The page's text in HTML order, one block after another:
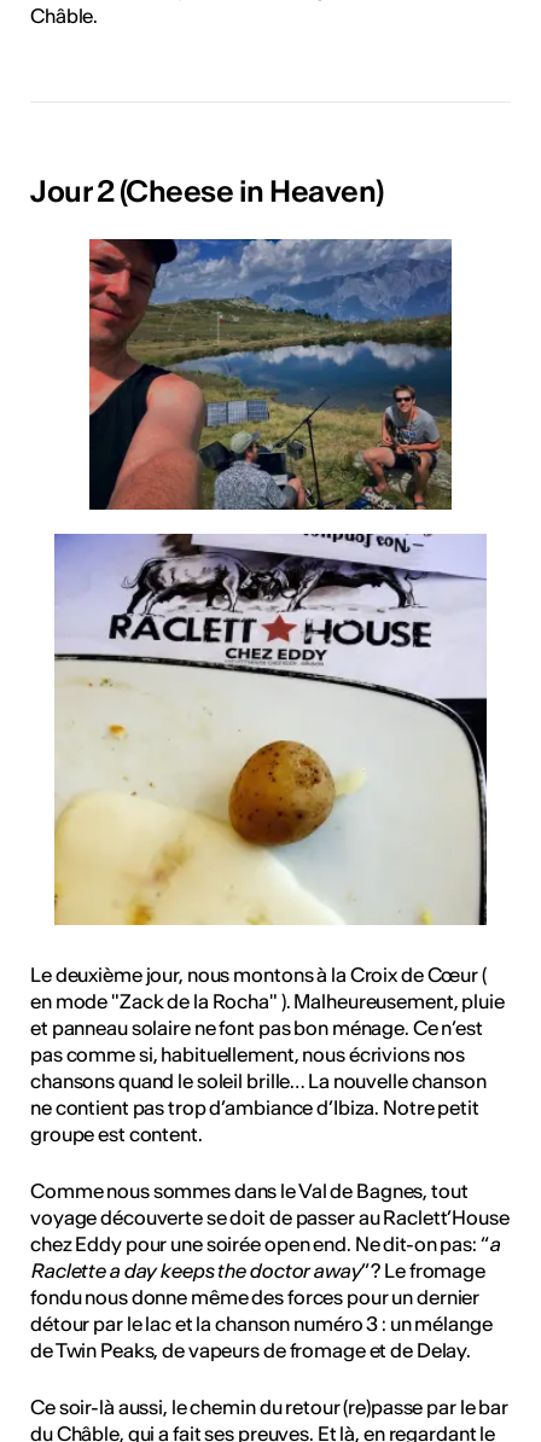
Châble.
Jour 2 (Cheese in Heaven)
Le deuxième jour, nous montons à la Croix de Cœur (
en mode "Zack de la Rocha" ). Malheureusement, pluie
et panneau solaire ne font pas bon ménage. Ce n’est
pas comme si, habituellement, nous écrivions nos
chansons quand le soleil brille… La nouvelle chanson
ne contient pas trop d’ambiance d’Ibiza. Notre petit
groupe est content.
Comme nous sommes dans le Val de Bagnes, tout
voyage découverte se doit de passer au Raclett’House
chez Eddy pour une soirée open end. Ne dit-on pas: “a
Raclette a day keeps the doctor away” ? Le fromage
fondu nous donne même des forces pour un dernier
détour par le lac et la chanson numéro 3 : un mélange
de Twin Peaks, de vapeurs de fromage et de Delay.
Ce soir-là aussi, le chemin du retour (re)passe par le bar
du Châble, qui a fait ses preuves. Et là, en regardant le